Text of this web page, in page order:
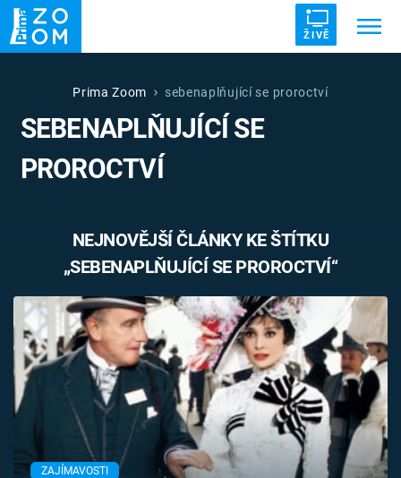
ŽIVĚ
ZRÁDCI DRUHÁ SVĚTOVÁ VÁLKA
ZÁHADY VETŘELCI DÁVNOVĚKU
Témata
Pořady
TV Program
Časopis
Sledujte prima+
Prima Zoom sebenaplňující se proroctví
SEBENAPLŇUJÍCÍ SE
PROROCTVÍ
NEJNOVĚJŠÍ ČLÁNKY KE ŠTÍTKU
„SEBENAPLŇUJÍCÍ SE PROROCTVÍ“
ZAJÍMAVOSTI